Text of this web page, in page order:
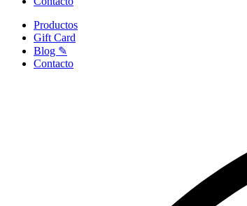
Productos
Gift Card
Blog ✎
Contacto